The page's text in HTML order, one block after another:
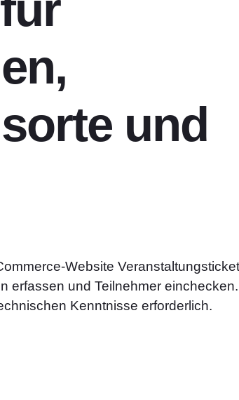
und
Website
erfassen und Teilnehmer
Kenntnisse erforderlich.